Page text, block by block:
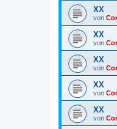
XX
von
XX
von
XX
von
XX
von
XX
von